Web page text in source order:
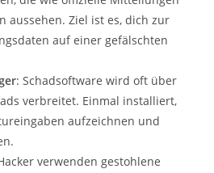
aussehen. Ziel ist es, dich zur
auf einer gefälschten
: Schadsoftware wird oft über
verbreitet. Einmal installiert,
aufzeichnen und
verwenden gestohlene